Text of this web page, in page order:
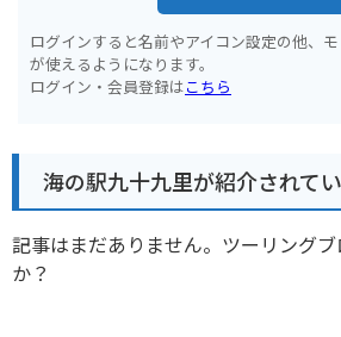
ログインすると名前やアイコン設定の他、
が使えるようになります。
ログイン・会員登録はこちら
海の駅九十九里が紹介されて
記事はまだありません。ツーリング
か？